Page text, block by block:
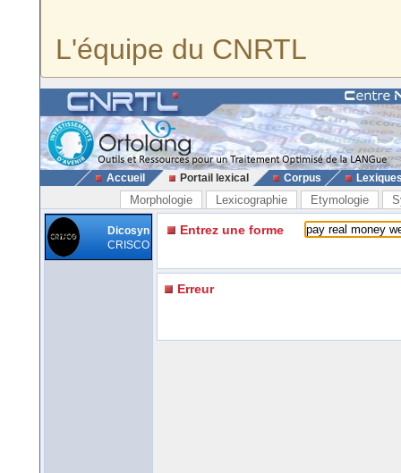
L'équipe du CNRTL
Accueil Portail lexical Corpus
Morphologie Lexicographie Etymologie
Dicosyn
CRISCO
Entrez une forme
Erreur